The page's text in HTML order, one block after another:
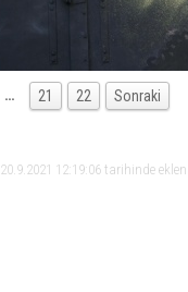
… 21 22 Sonraki
12:19:06 tarihinde